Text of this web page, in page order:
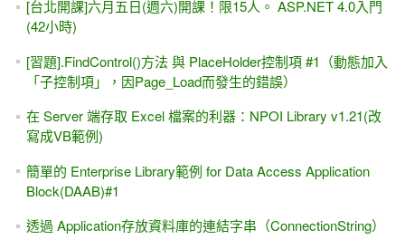
[團購] ASP.NET專題實務 ( 博碩出版 ) - 優惠團購（含運費）
ASP.NET MVC 線上相簿 (PhotoSharing) - 線上教學課程
ASP.NET (WebForm) 防範 CSRF攻擊
ASP.NET Core與MVC5雙平台 - Repository倉庫 與 Interface
介面
ASP.NET 教學 - 前端特效輕鬆學 - 只要「複製＋貼上」就能
學 (9.9小時)